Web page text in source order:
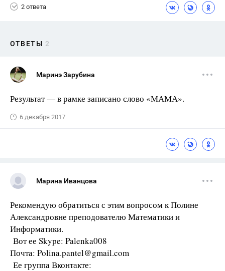
2 ответа
ОТВЕТЫ 2
Маринэ Зарубина
Результат — в рамке записано слово «МАМА».
6 декабря 2017
Марина Иванцова
Рекомендую обратиться с этим вопросом к Полине
Александровне преподователю Математики и
Информатики.
Вот ее Skype: Palenka008
Почта: Polina.pantel@gmail.com
Ее группа Вконтакте: